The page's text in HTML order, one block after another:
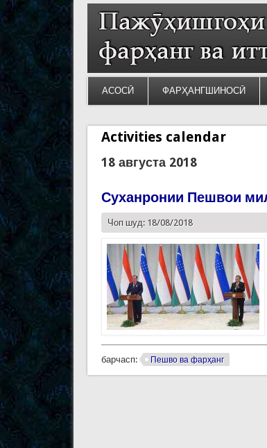
АСОСӢ ФАРҲАНГШИНОСӢ
Activities calendar
18 августа 2018
Суханронии Пешвои
Чоп шуд: 18/08/2018
барчасп: Пешво ва фарҳанг